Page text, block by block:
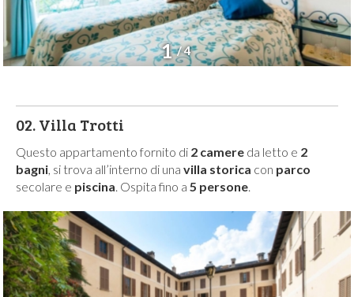
1 / 4
02.Villa Trotti
Questo appartamento fornito di 2 camere da letto e 2
bagni , si trova all’interno di una villa storica con parco
secolare e piscina . Ospita fino a 5 persone